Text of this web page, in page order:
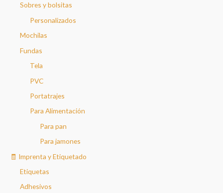
Sobres y bolsitas
Personalizados
Mochilas
Fundas
Tela
PVC
Portatrajes
Para Alimentación
Para pan
Para jamones
🧾 Imprenta y Etiquetado
Etiquetas
Adhesivos